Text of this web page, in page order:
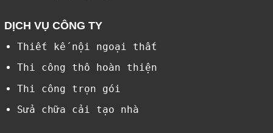
DỊCH VỤ CÔNG TY
Thiết kế nội ngoại thất
Thi công thô hoàn thiện
Thi công trọn gói
Sửa chữa cải tạo nhà